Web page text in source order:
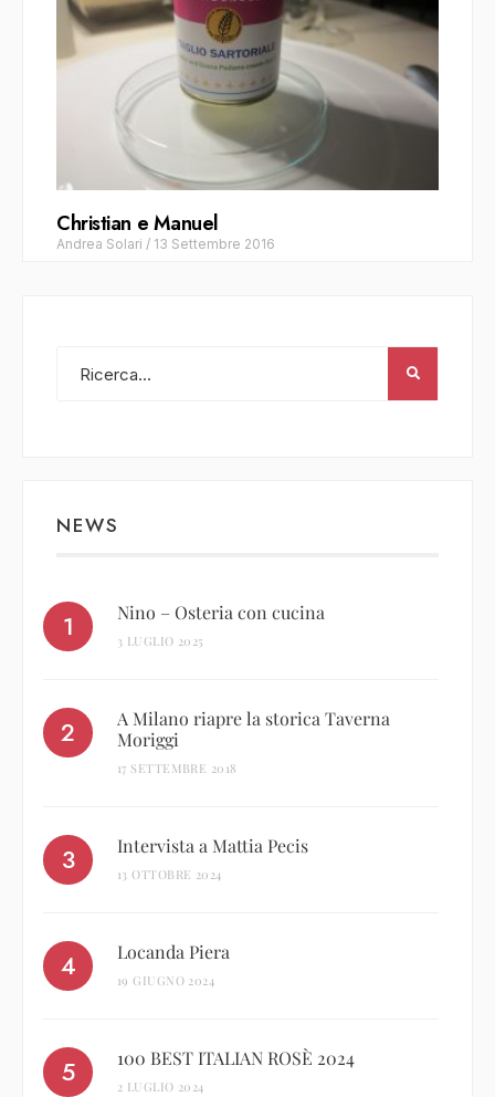
Christian e Manuel
Andrea Solari / 13 Settembre 2016
NEWS
Nino – Osteria con cucina
3 LUGLIO 2025
A Milano riapre la storica Taverna
Moriggi
17 SETTEMBRE 2018
Intervista a Mattia Pecis
13 OTTOBRE 2024
Locanda Piera
19 GIUGNO 2024
100 BEST ITALIAN ROSÈ 2024
2 LUGLIO 2024